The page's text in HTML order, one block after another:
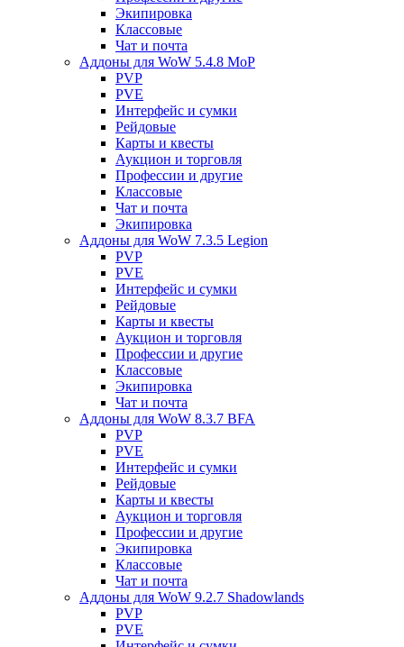
Экипировка
Классовые
Чат и почта
Аддоны для WoW 5.4.8 MoP
PVP
PVE
Интерфейс и сумки
Рейдовые
Карты и квесты
Аукцион и торговля
Профессии и другие
Классовые
Чат и почта
Экипировка
Аддоны для WoW 7.3.5 Legion
PVP
PVE
Интерфейс и сумки
Рейдовые
Карты и квесты
Аукцион и торговля
Профессии и другие
Классовые
Экипировка
Чат и почта
Аддоны для WoW 8.3.7 BFA
PVP
PVE
Интерфейс и сумки
Рейдовые
Карты и квесты
Аукцион и торговля
Профессии и другие
Экипировка
Классовые
Чат и почта
Аддоны для WoW 9.2.7 Shadowlands
PVP
PVE